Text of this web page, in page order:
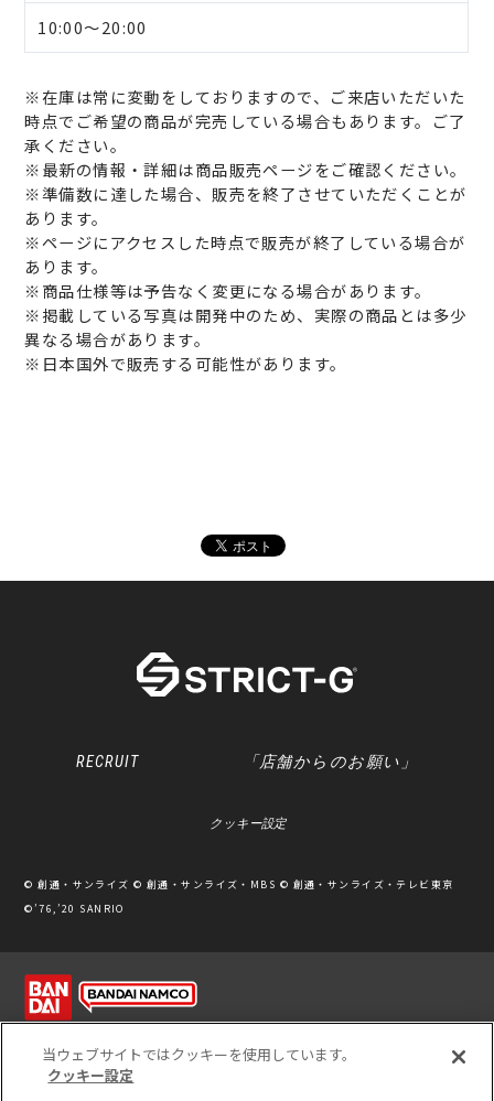
10:00～20:00
※在庫は常に変動をしておりますので、ご来店いただいた
時点でご希望の商品が完売している場合もあります。ご了
承ください。
※最新の情報・詳細は商品販売ページをご確認ください。
※準備数に達した場合、販売を終了させていただくことが
あります。
※ページにアクセスした時点で販売が終了している場合が
あります。
※商品仕様等は予告なく変更になる場合があります。
※掲載している写真は開発中のため、実際の商品とは多少
異なる場合があります。
※日本国外で販売する可能性があります。
RECRUIT 「店舗からのお願い」
クッキー設定
© 創通・サンライズ © 創通・サンライズ・MBS © 創通・サンライズ・テレビ東京
©’76,’20 SANRIO
※写真のため、実際の商品と多少カラーが異なる場合があります。
当ウェブサイトではクッキーを使用しています。
クッキー設定